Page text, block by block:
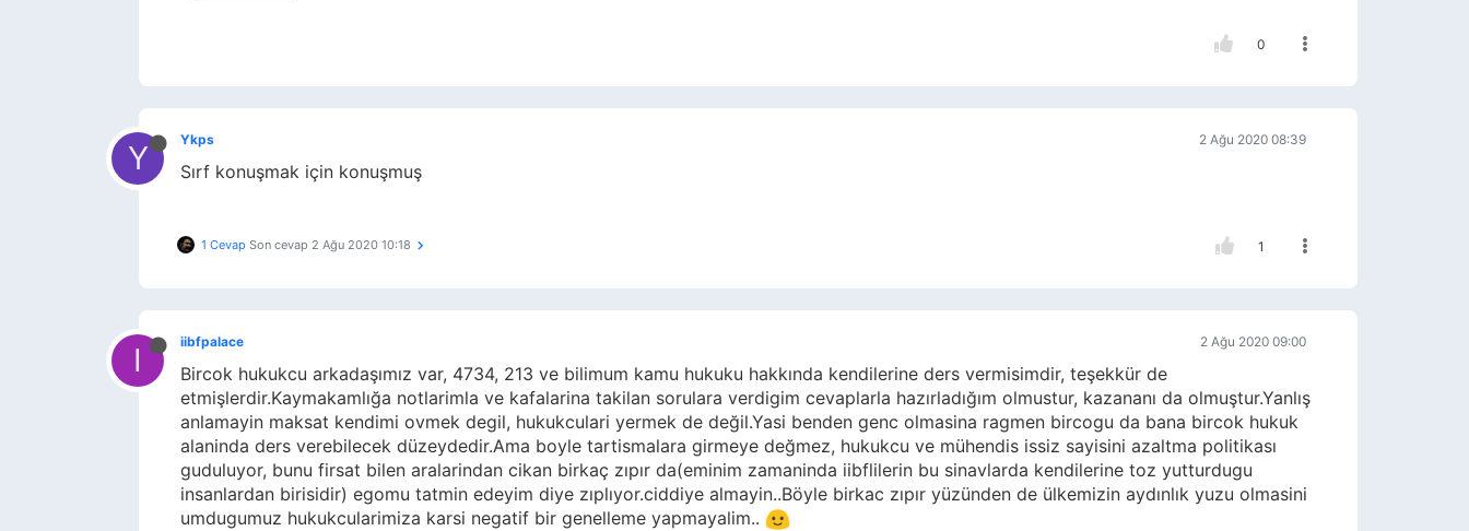
0
Y Ykps 2 Ağu 2020 08:39
Sırf konuşmak için konuşmuş
1 Cevap Son cevap 2 Ağu 2020 10:18 1
I iibfpalace 2 Ağu 2020 09:00
Bircok hukukcu arkadaşımız var, 4734, 213 ve bilimum kamu hukuku hakkında kendilerine ders vermisimdir, teşekkür de
etmişlerdir.Kaymakamlığa notlarimla ve kafalarina takilan sorulara verdigim cevaplarla hazırladığım olmustur, kazananı da olmuştur.Yanlış
anlamayin maksat kendimi ovmek degil, hukukculari yermek de değil.Yasi benden genc olmasina ragmen bircogu da bana bircok hukuk
alaninda ders verebilecek düzeydedir.Ama boyle tartismalara girmeye değmez, hukukcu ve mühendis issiz sayisini azaltma politikası
guduluyor, bunu firsat bilen aralarindan cikan birkaç zıpır da(eminim zamaninda iibflilerin bu sinavlarda kendilerine toz yutturdugu
insanlardan birisidir) egomu tatmin edeyim diye zıplıyor.ciddiye almayin..Böyle birkac zıpır yüzünden de ülkemizin aydınlık yuzu olmasini
umdugumuz hukukcularimiza karsi negatif bir genelleme yapmayalim..